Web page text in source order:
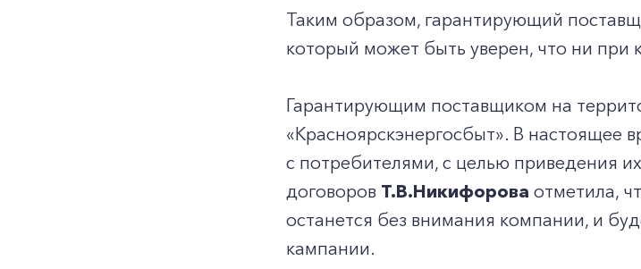
Заказать обратный звонок
Частным клиентам
Корпоративным клиентам
Таким образом, гарантирующий
который может быть уверен, что ни при
Гарантирующим поставщиком на
«Красноярскэнергосбыт». В настоящее
с потребителями, с целью приведения
договоров Т.В.Никифорова отметила,
останется без внимания компании, и
кампании.